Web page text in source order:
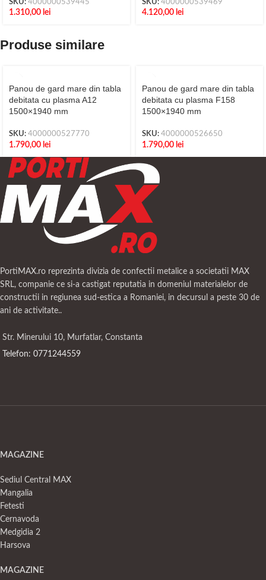
SKU: 4000000539445
1.310,00 lei
SKU: 4000000539469
4.120,00 lei
Produse similare
Panou de gard mare din tabla
debitata cu plasma A12
1500×1940 mm
SKU: 4000000527770
1.790,00 lei
Panou de gard mare din tabla
debitata cu plasma F158
1500×1940 mm
SKU: 4000000526650
1.790,00 lei
PortiMAX.ro reprezinta divizia de confectii metalice a societatii MAX
SRL, companie ce si-a castigat reputatia in domeniul materialelor de
constructii in regiunea sud-estica a Romaniei, in decursul a peste 30 de
ani de activitate..
Str. Minerului 10, Murfatlar, Constanta
Telefon: 0771244559
MAGAZINE
Sediul Central MAX
Mangalia
Fetesti
Cernavoda
Medgidia 2
Harsova
MAGAZINE